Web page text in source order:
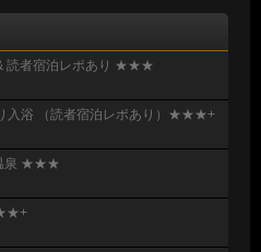
& 読者宿泊レポあり ★★★
り入浴 （読者宿泊レポあり）★★★+
温泉 ★★★